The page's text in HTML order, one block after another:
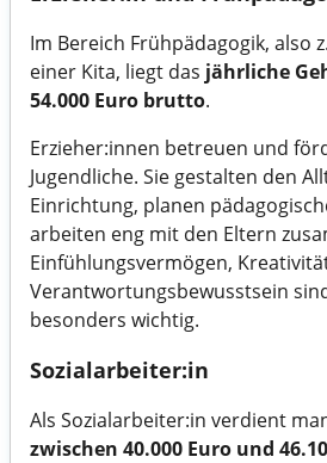
Im Bereich Frühpädagogik, also
einer Kita, liegt das jährliche
54.000 Euro brutto.
Erzieher:innen betreuen und
Jugendliche. Sie gestalten den
Einrichtung, planen
arbeiten eng mit den Eltern
Einfühlungsvermögen,
Verantwortungsbewusstsein
besonders wichtig.
Sozialarbeiter:in
Als Sozialarbeiter:in verdient
zwischen 40.000 Euro und